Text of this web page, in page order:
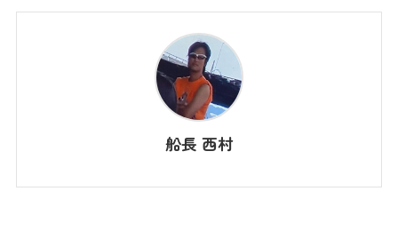
船長 西村